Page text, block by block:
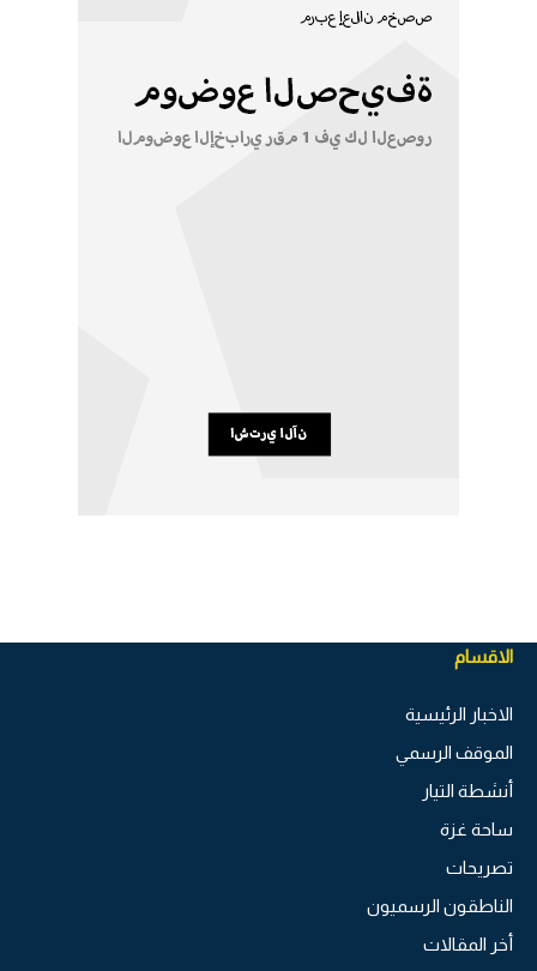
الاقسام
الاخبار الرئيسية
الموقف الرسمي
أنشطة التيار
ساحة غزة
تصريحات
الناطقون الرسميون
أخر المقالات